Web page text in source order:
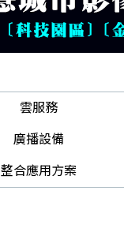
雲服務
廣播設備
整合應用方案